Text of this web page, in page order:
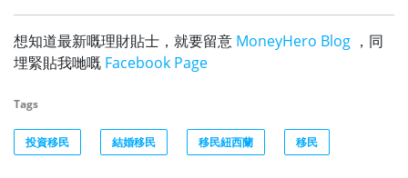
想知道最新嘅理財貼士，就要留意 MoneyHero Blog ，同
埋緊貼我哋嘅 Facebook Page
Tags
投資移民 結婚移民 移民紐西蘭 移民